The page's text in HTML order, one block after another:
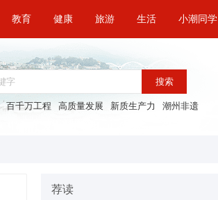
教育 健康 旅游 生活 小潮同学
搜索
百千万工程 高质量发展 新质生产力 潮州非遗
荐读